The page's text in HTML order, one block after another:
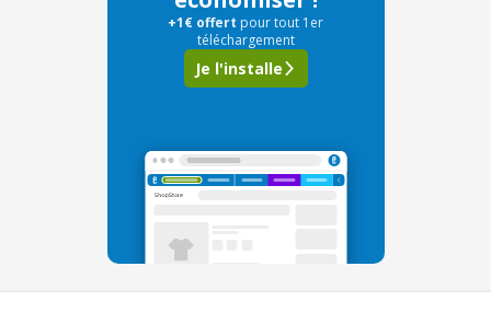
+1€ offert pour tout 1er
téléchargement
Je l'installe